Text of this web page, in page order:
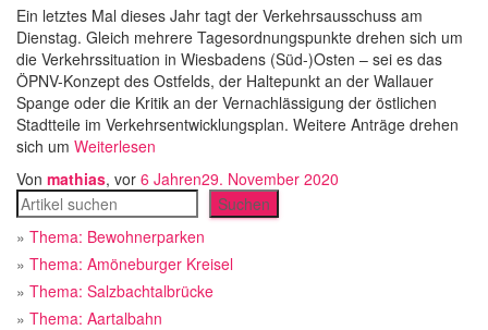
Ein letztes Mal dieses Jahr tagt der Verkehrsausschuss am
Dienstag. Gleich mehrere Tagesordnungspunkte drehen sich um
die Verkehrssituation in Wiesbadens (Süd-)Osten – sei es das
ÖPNV-Konzept des Ostfelds, der Haltepunkt an der Wallauer
Spange oder die Kritik an der Vernachlässigung der östlichen
Stadtteile im Verkehrsentwicklungsplan. Weitere Anträge drehen
sich um Weiterlesen
Von mathias, vor 6 Jahren29. November 2020
Suchen
Suchen
» Thema: Bewohnerparken
» Thema: Amöneburger Kreisel
» Thema: Salzbachtalbrücke
» Thema: Aartalbahn